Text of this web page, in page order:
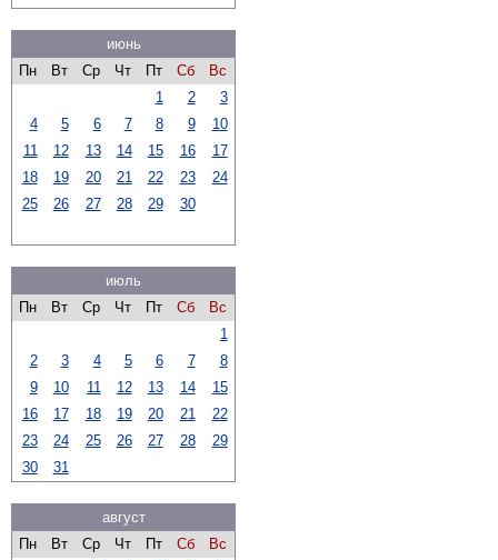
июнь
Пн
Вт Ср Чт Пт Сб
Вс
1
2
3
4
5 6 7 8 9
10
11
12 13 14 15 16
17
18
19 20 21 22 23
24
25
26 27 28 29 30
июль
Пн
Вт Ср Чт Пт Сб
Вс
1
2
3 4 5 6 7
8
9
10 11 12 13 14
15
16
17 18 19 20 21
22
23
24 25 26 27 28
29
30
31
август
Пн
Вт Ср Чт Пт Сб
Вс